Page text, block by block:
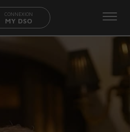
CONNEXION
MY DSO